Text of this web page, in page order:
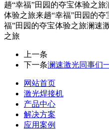
趟“幸福”田园的夺宝体验之
体验之旅来趟“幸福”田园的
福”田园的夺宝体验之旅澜速
之旅
上一条
下一条澜速激光同事们
网站首页
激光焊接机
产品中心
解决方案
应用案例